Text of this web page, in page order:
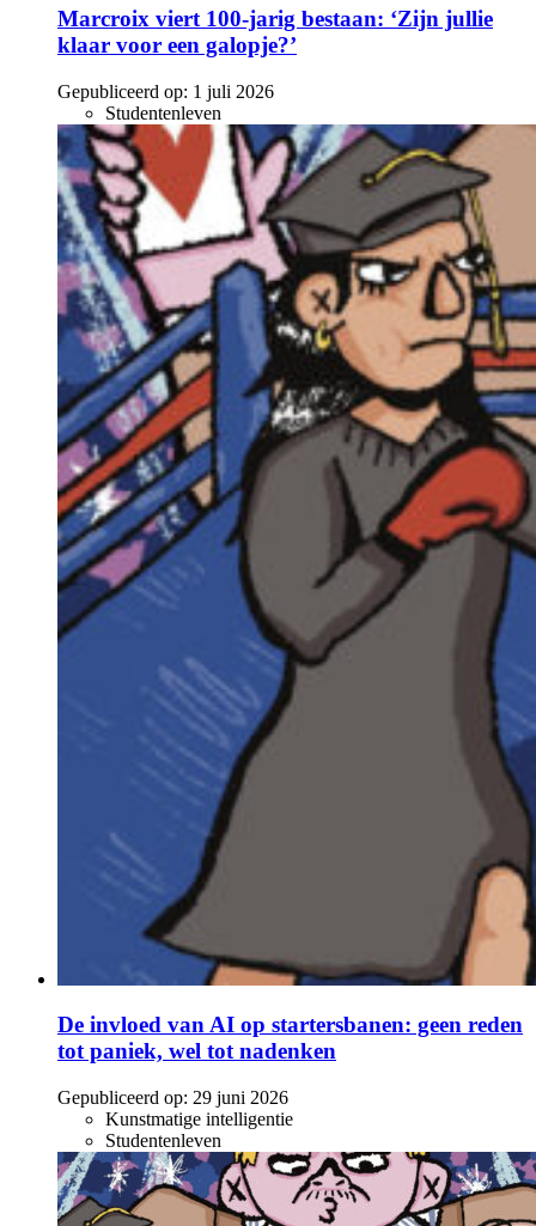
Marcroix viert 100-jarig bestaan: ‘Zijn jullie
klaar voor een galopje?’
Gepubliceerd op: 1 juli 2026
Studentenleven
De invloed van AI op startersbanen: geen reden
tot paniek, wel tot nadenken
Gepubliceerd op: 29 juni 2026
Kunstmatige intelligentie
Studentenleven